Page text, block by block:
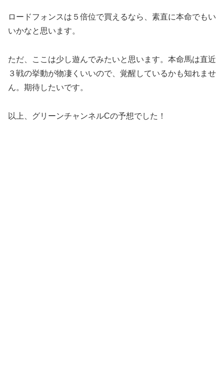
ロードフォンスは５倍位で買えるなら、素直に本命でもい
いかなと思います。
ただ、ここは少し遊んでみたいと思います。本命馬は直近
３戦の挙動が物凄くいいので、覚醒しているかも知れませ
ん。期待したいです。
以上、グリーンチャンネルCの予想でした！